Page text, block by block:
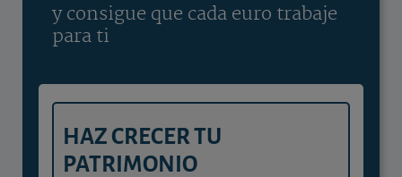
y consigue que cada euro trabaje
para ti
HAZ CRECER TU
PATRIMONIO